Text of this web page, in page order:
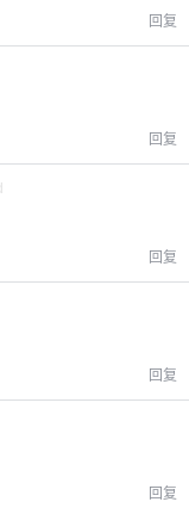
回复
回复
回复
回复
回复